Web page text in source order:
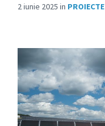
2 iunie 2025 in PROIECTE